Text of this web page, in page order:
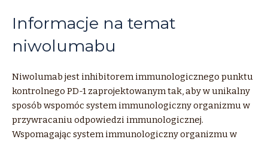
Informacje na temat
niwolumabu
Niwolumab jest inhibitorem immunologicznego punktu
kontrolnego PD-1 zaprojektowanym tak, aby w unikalny
sposób wspomóc system immunologiczny organizmu w
przywracaniu odpowiedzi immunologicznej.
Wspomagając system immunologiczny organizmu w